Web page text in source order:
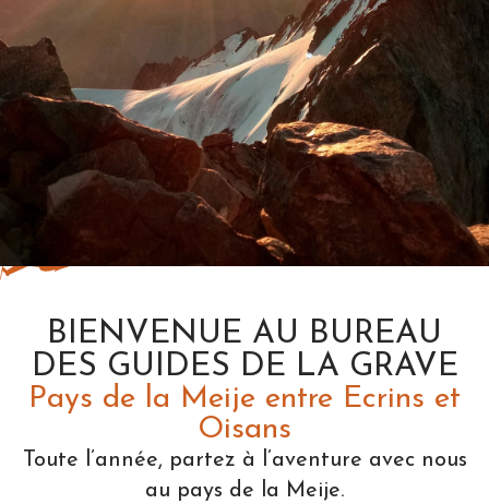
BIENVENUE AU BUREAU
DES GUIDES DE LA GRAVE
Pays de la Meije entre Ecrins et
Oisans
Toute l’année, partez à l’aventure avec nous
au pays de la Meije.